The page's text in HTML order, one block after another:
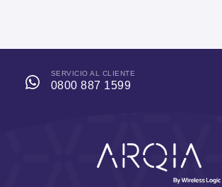
SERVICIO AL CLIENTE
0800 887 1599